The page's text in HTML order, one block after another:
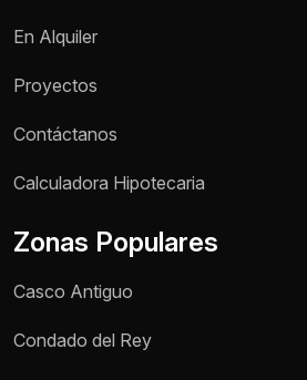
En Alquiler
Proyectos
Contáctanos
Calculadora Hipotecaria
Zonas Populares
Casco Antiguo
Condado del Rey